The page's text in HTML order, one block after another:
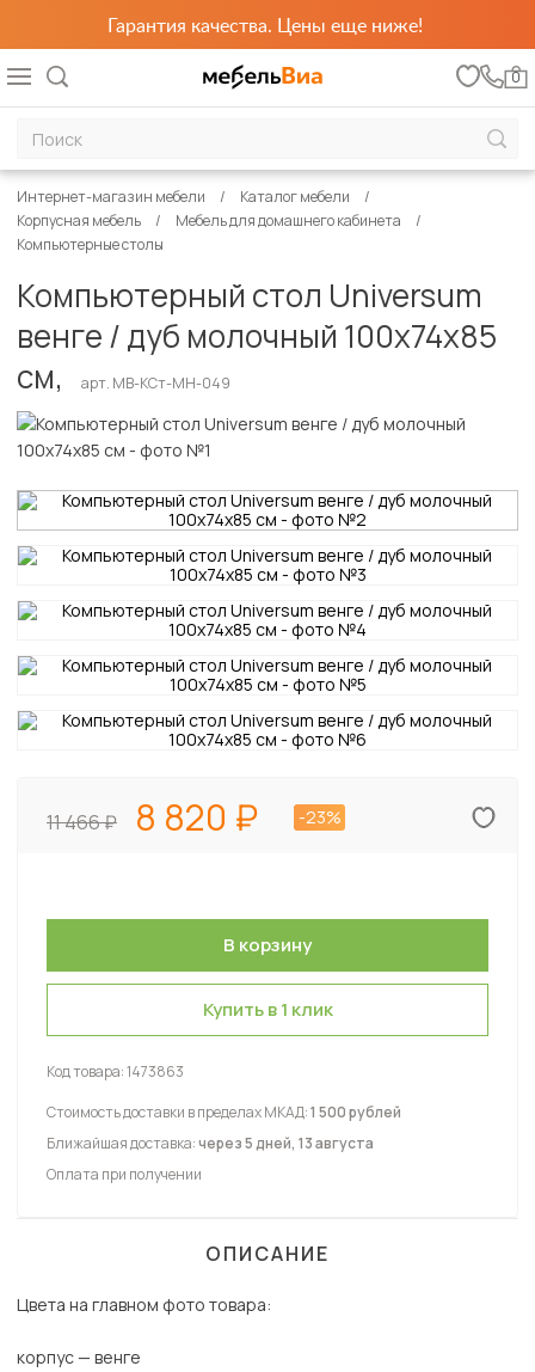
Гарантия качества. Цены еще ниже!
0
Интернет-магазин мебели
Каталог мебели
Корпусная мебель
Мебель для домашнего кабинета
Компьютерные столы
Компьютерный стол Universum
венге / дуб молочный 100х74х85
см,
арт. MB-КСт-МН-049
11 466 8 820 -23%
Купить в 1 клик
Код товара:1473863
Стоимость доставки в пределах МКАД:1 500 рублей
Ближайшая доставка:через 5 дней, 13 августа
Оплата при получении
ОПИСАНИЕ
Цвета на главном фото товара:
корпус — венге